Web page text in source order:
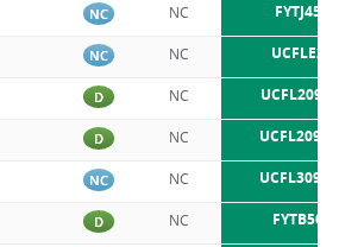
NC NC FYTJ45TF
NC NC
D NC UCFL209
D NC UCFL209
NC NC UCFL309
D NC